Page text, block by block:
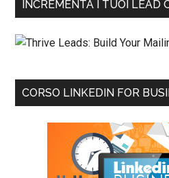
INCREMENTA I TUOI LEAD
CORSO LINKEDIN FOR